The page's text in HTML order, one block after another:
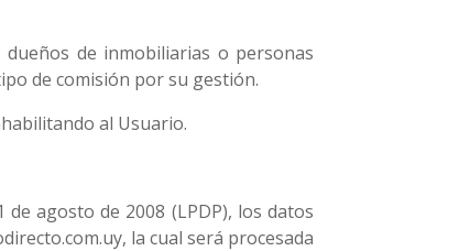
de inmobiliarias o personas
de comisión por su gestión.
al Usuario.
agosto de 2008 (LPDP), los datos
la cual será procesada